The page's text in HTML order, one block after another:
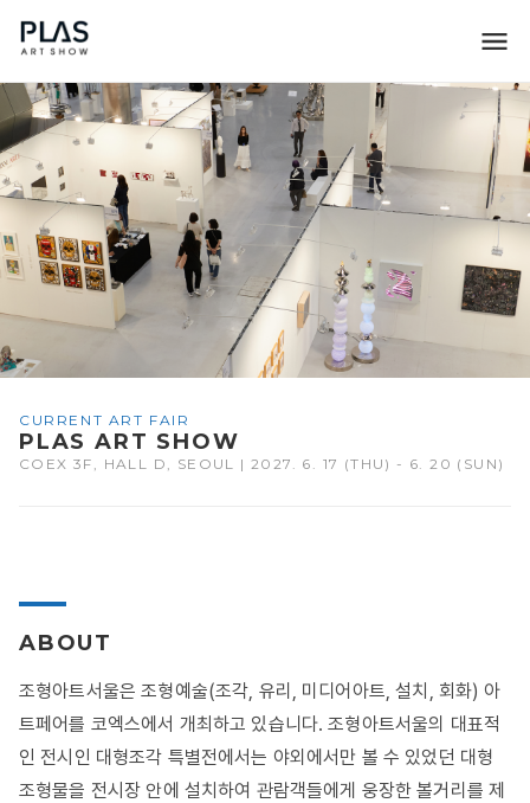
CURRENT ART FAIR
PLAS ART SHOW
COEX 3F, HALL D, SEOUL | 2027. 6. 17 (THU) - 6. 20 (SUN)
ABOUT
조형아트서울은 조형예술(조각, 유리, 미디어아트, 설치, 회화) 아
트페어를 코엑스에서 개최하고 있습니다. 조형아트서울의 대표적
인 전시인 대형조각 특별전에서는 야외에서만 볼 수 있었던 대형
조형물을 전시장 안에 설치하여 관람객들에게 웅장한 볼거리를 제